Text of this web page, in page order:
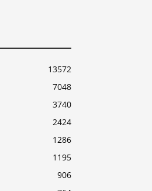
13572
7048
3740
2424
1286
1195
906